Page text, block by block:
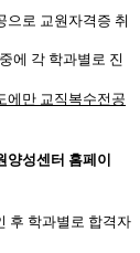
으로 교원자격증 취
에 각 학과별로 진
에만 교직복수전공
성센터 홈페이
후 학과별로 합격자